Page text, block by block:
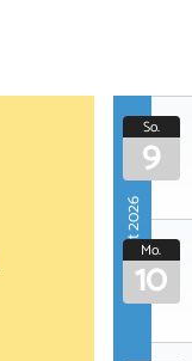
August 2026
So.
9
Mo.
10